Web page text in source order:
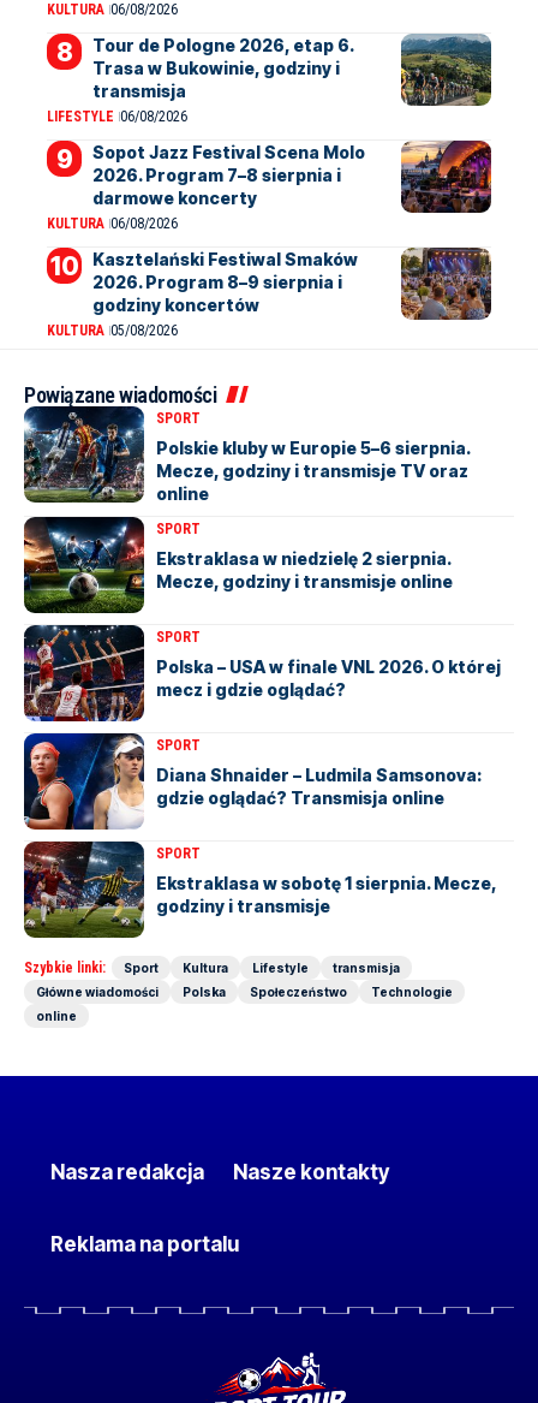
KULTURA 06/08/2026
Tour de Pologne 2026, etap 6.
Trasa w Bukowinie, godziny i
transmisja
LIFESTYLE 06/08/2026
Sopot Jazz Festival Scena Molo
2026. Program 7–8 sierpnia i
darmowe koncerty
KULTURA 06/08/2026
Kasztelański Festiwal Smaków
2026. Program 8–9 sierpnia i
godziny koncertów
KULTURA 05/08/2026
Powiązane wiadomości
SPORT
Polskie kluby w Europie 5–6 sierpnia.
Mecze, godziny i transmisje TV oraz
online
SPORT
Ekstraklasa w niedzielę 2 sierpnia.
Mecze, godziny i transmisje online
SPORT
Polska – USA w finale VNL 2026. O której
mecz i gdzie oglądać?
SPORT
Diana Shnaider – Ludmila Samsonova:
gdzie oglądać? Transmisja online
SPORT
Ekstraklasa w sobotę 1 sierpnia. Mecze,
godziny i transmisje
Szybkie linki: Sport Kultura Lifestyle
transmisja
Główne wiadomości
Polska Społeczeństwo
Technologie
online
Nasza redakcja Nasze kontakty
Reklama na portalu